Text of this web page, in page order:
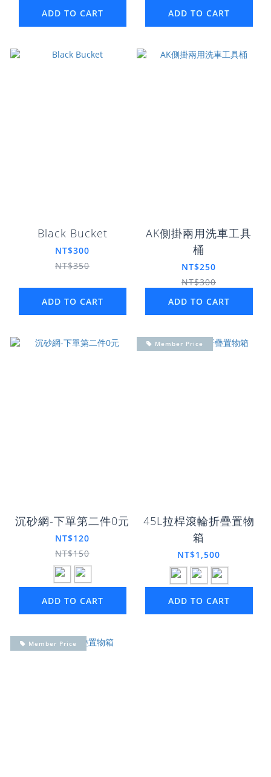
ADD TO CART
ADD TO CART
Black Bucket
NT$300
NT$350
ADD TO CART
AK側掛兩用洗車工具
桶
NT$250
NT$300
ADD TO CART
沉砂網-下單第二件0元
NT$120
NT$150
ADD TO CART
Member Price
45L拉桿滾輪折疊置物
箱
NT$1,500
ADD TO CART
Member Price